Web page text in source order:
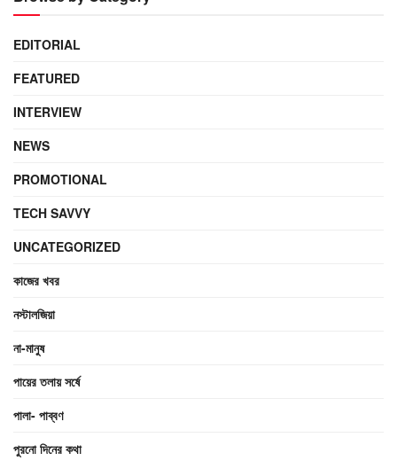
EDITORIAL
FEATURED
INTERVIEW
NEWS
PROMOTIONAL
TECH SAVVY
UNCATEGORIZED
কাজের খবর
নস্টালজিয়া
না-মানুষ
পায়ের তলায় সর্ষে
পালা- পাব্বণ
পুরনো দিনের কথা